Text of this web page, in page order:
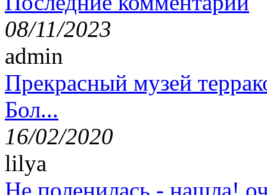
08/11/2023
admin
Прекрасный музей
Бол...
16/02/2020
lilya
Не поленилась - нашла!